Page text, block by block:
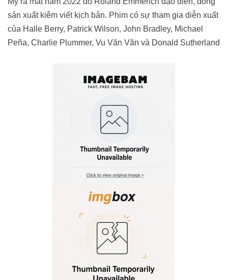
sản xuất kiêm viết kịch bản. Phim có sự tham gia diễn xuất
của Halle Berry, Patrick Wilson, John Bradley, Michael
Peña, Charlie Plummer, Vu Văn Văn và Donald Sutherland